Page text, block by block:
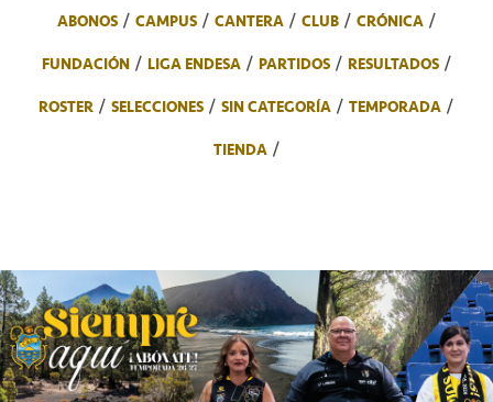
ABONOS CAMPUS CANTERA CLUB
CRÓNICA
FUNDACIÓN
LIGA ENDESA PARTIDOS
RESULTADOS
ROSTER
SELECCIONES SIN CATEGORÍA
TEMPORADA
TIENDA